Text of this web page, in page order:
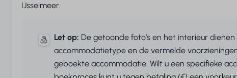
IJsselmeer.
Let op: De getoonde foto’s en het interieur
accommodatietype en de vermelde
geboekte accommodatie. Wilt u een specifieke